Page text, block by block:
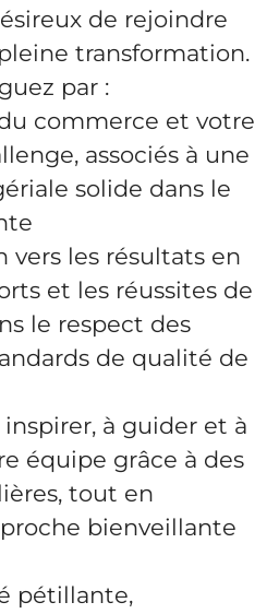
de rejoindre
transformation.
par :
commerce et votre
associés à une
solide dans le
vers les résultats en
et les réussites de
le respect des
de qualité de
à guider et à
équipe grâce à des
tout en
bienveillante
pétillante,